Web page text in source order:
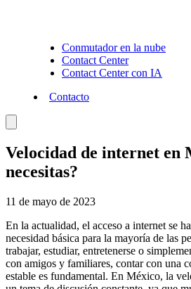
Conmutador en la nube
Contact Center
Contact Center con IA
Contacto
Velocidad de internet en
necesitas?
11 de mayo de 2023
En la actualidad, el acceso a internet se
necesidad básica para la mayoría de las
trabajar, estudiar, entretenerse o
con amigos y familiares, contar con una
estable es fundamental. En México, la